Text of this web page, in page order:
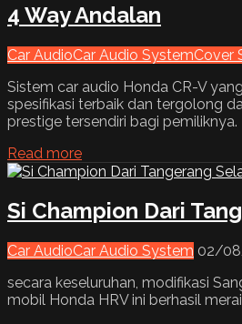
4 Way Andalan
Car AudioCar Audio SystemCover
Sistem car audio Honda CR-V
spesifikasi terbaik dan tergolong
prestige tersendiri bagi pemiliknya.
Read more
Si Champion Dari
Car AudioCar Audio System 02/
secara keseluruhan, modifikasi
mobil Honda HRV ini berhasil